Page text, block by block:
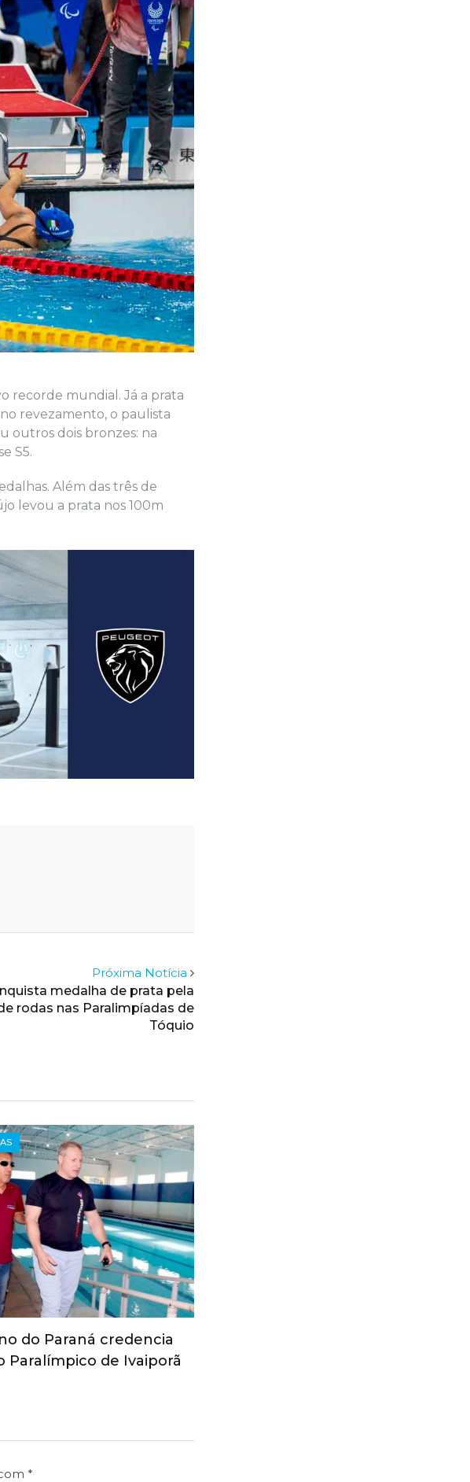
recorde mundial. Já a prata
revezamento, o paulista
outros dois bronzes: na
S5.
Além das três de
levou a prata nos 100m
Próxima Notícia
medalha de prata pela
rodas nas Paralimpíadas de
Tóquio
do Paraná credencia
Paralímpico de Ivaiporã
*